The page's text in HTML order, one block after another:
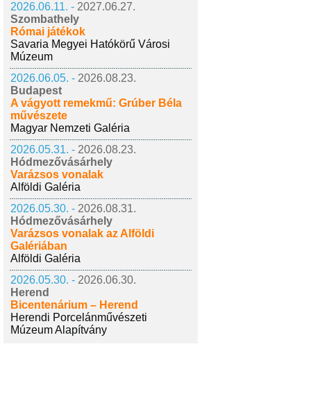
2026.06.11. - 2027.06.27.
Szombathely
Római játékok
Savaria Megyei Hatókörű Városi
Múzeum
2026.06.05. - 2026.08.23.
Budapest
A vágyott remekmű: Grúber Béla
művészete
Magyar Nemzeti Galéria
2026.05.31. - 2026.08.23.
Hódmezővásárhely
Varázsos vonalak
Alföldi Galéria
2026.05.30. - 2026.08.31.
Hódmezővásárhely
Varázsos vonalak az Alföldi
Galériában
Alföldi Galéria
2026.05.30. - 2026.06.30.
Herend
Bicentenárium – Herend
Herendi Porcelánművészeti
Múzeum Alapítvány